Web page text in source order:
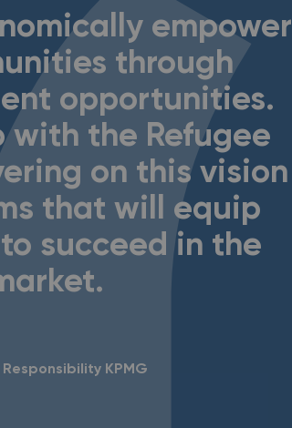
empower
through
opportunities.
with the Refugee
on this vision
that will equip
succeed in the
KPMG